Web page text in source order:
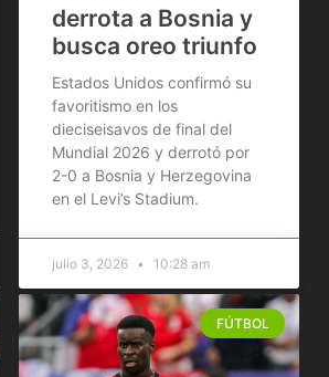
derrota a Bosnia y
busca oreo triunfo
Estados Unidos confirmó su
favoritismo en los
dieciseisavos de final del
Mundial 2026 y derrotó por
2-0 a Bosnia y Herzegovina
en el Levi’s Stadium.
julio 3, 2026 10:28 am
FÚTBOL